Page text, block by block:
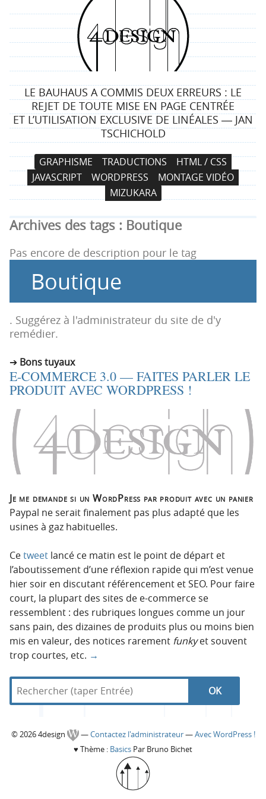
4
d
e
s
i
g
n
LE BAUHAUS A COMMIS DEUX ERREURS : LE
REJET DE TOUTE MISE EN PAGE CENTRÉE
ET L’UTILISATION EXCLUSIVE DE LINÉALES ― JAN
TSCHICHOLD
N
a
v
i
g
a
t
i
p
i
c
i
p
e
A
l
l
e
r
a
u
c
t
n
GRAPHISME TRADUCTIONS
HTML / CSS
JAVASCRIPT
WORDPRESS
MONTAGE VIDÉO
MIZUKARA
Archives des tags : Boutique
Pas encore de description pour le tag
Boutique
. Suggérez à l'administrateur du site de d'y
remédier.
Bons tuyaux
E-COMMERCE 3.0 — FAITES PARLER LE
PRODUIT AVEC WORDPRESS !
Je me demande si un WordPress par produit avec un panier
Paypal ne serait finalement pas plus adapté que les
usines à gaz habituelles.
Cetweet lancé ce matin est le point de départ et
l’aboutissement d’une réflexion rapide qui m’est venue
hier soir en discutant référencement et SEO. Pour faire
court, la plupart des sites de e-commerce se
ressemblent : des rubriques longues comme un jour
sans pain, des dizaines de produits plus ou moins bien
mis en valeur, des notices rarement funkyet souvent
trop courtes, etc. →
N
R
R
e
d
4
C
© 2026 4design —Contactez l'administrateur—Avec WordPress !
♥ Thème : Basics Par Bruno Bichet